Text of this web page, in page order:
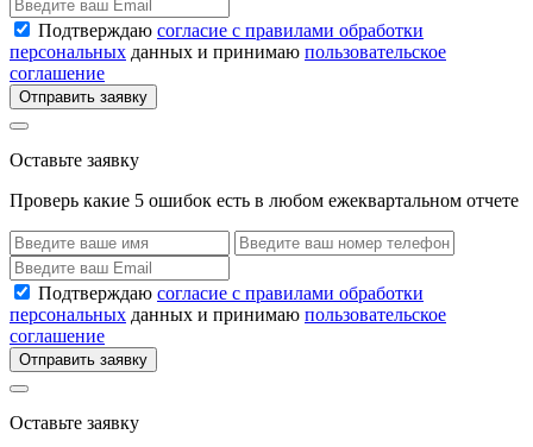
Подтверждаю согласие с правилами обработки
персональных данных и принимаю пользовательское
соглашение
Отправить заявку
Оставьте заявку
Проверь какие 5 ошибок есть в любом ежеквартальном отчете
Подтверждаю согласие с правилами обработки
персональных данных и принимаю пользовательское
соглашение
Отправить заявку
Оставьте заявку